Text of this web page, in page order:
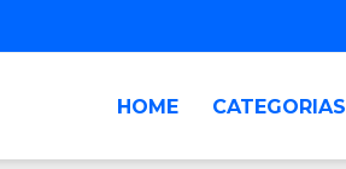
HOME CATEGORIAS